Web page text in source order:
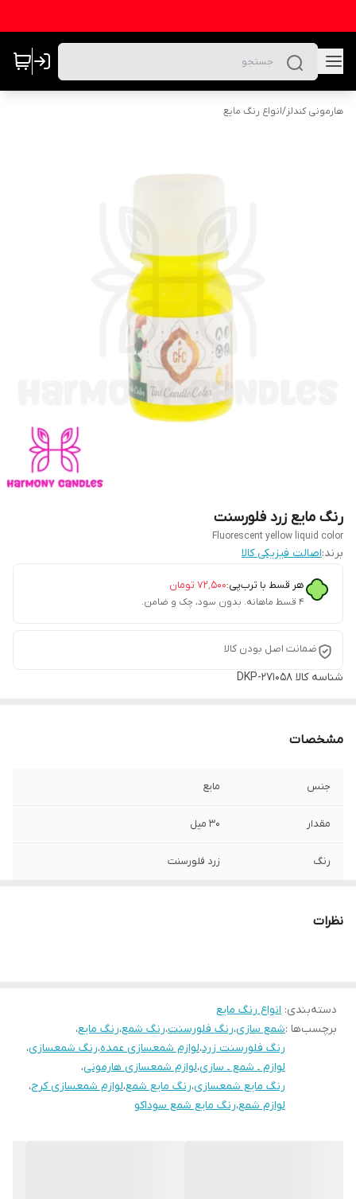
هارمونی کندلز/انواع رنگ مایع
رنگ مایع زرد فلورسنت
Fluorescent yellow liquid color
برند:اصالت فیزیکی کالا
هر قسط با ترب‌پی:۷۲٬۵۰۰ تومان
۴ قسط ماهانه. بدون سود، چک و ضامن.
ضمانت اصل بودن کالا
شناسه کالا DKP-271058
مشخصات
جنس مایع
مقدار ۳۰ میل
رنگ زرد فلورسنت
نظرات
دسته‌بندی: انواع رنگ مایع
برچسب‌ها :شمع سازی،رنگ فلورسنت،رنگ شمع،رنگ مایع،
رنگ فلورسنت زرد،لوازم شمعسازی عمده،رنگ شمعسازی،
لوازم ـ شمع ـ سازی،لوازم شمعسازی هارمونی،
رنگ مایع شمعسازی،رنگ مایع شمع،لوازم شمعسازی کرج،
لوازم شمع،رنگ مایع شمع سوداکو